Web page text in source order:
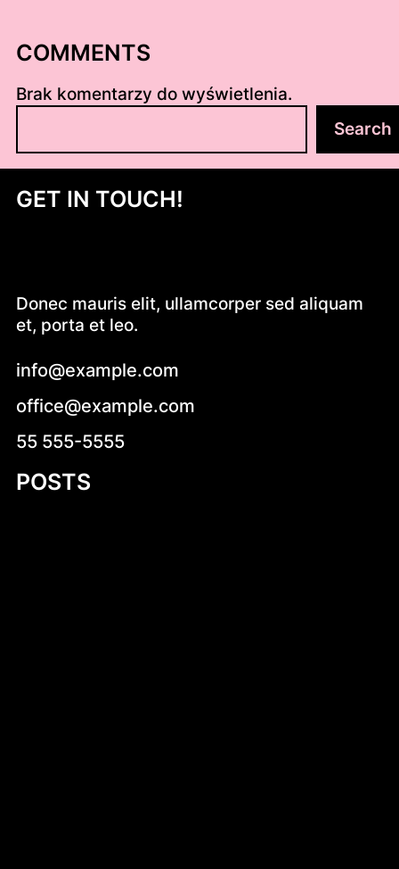
COMMENTS
Brak komentarzy do wyświetlenia.
u
a
Search
GET IN TOUCH!
Donec mauris elit, ullamcorper sed aliquam
et, porta et leo.
info@example.com
office@example.com
55 555-5555
POSTS